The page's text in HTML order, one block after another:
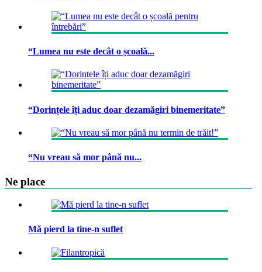
“Lumea nu este decât o școală...
“Dorințele îți aduc doar dezamăgiri binemeritate”
“Nu vreau să mor până nu...
Ne place
Mă pierd la tine-n suflet